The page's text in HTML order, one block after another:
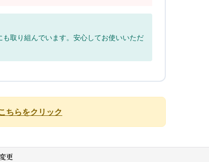
取り組んでいます。安心してお使いいただ
ちらをクリック
更